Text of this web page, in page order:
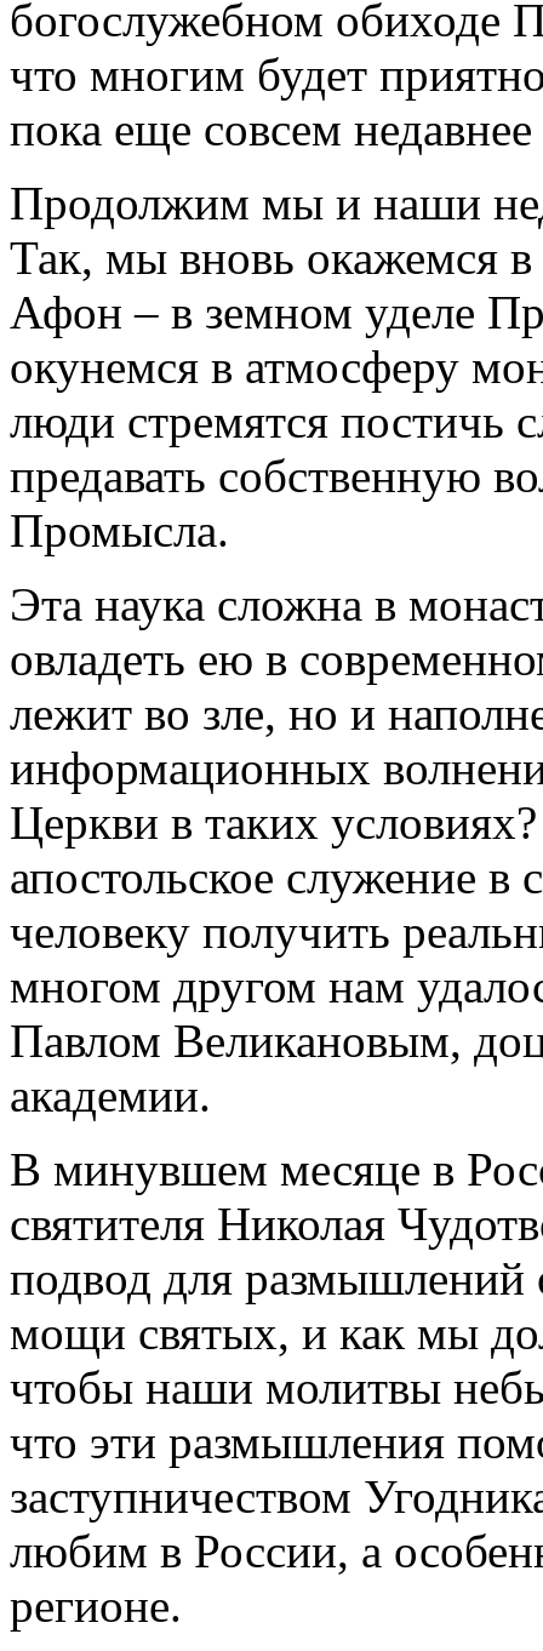
богослужебном обиходе
что многим будет
пока еще совсем
Продолжим мы и наши
Так, мы вновь окажемся в
Афон – в земном уделе
окунемся в атмосферу
люди стремятся постичь
предавать собственную
Промысла.
Эта наука сложна в
овладеть ею в
лежит во зле, но и
информационных
Церкви в таких
апостольское служение
человеку получить
многом другом нам
Павлом Великановым,
академии.
В минувшем месяце в
святителя Николая
подвод для размышлений
мощи святых, и как мы
чтобы наши молитвы
что эти размышления
заступничеством
любим в России, а
регионе.